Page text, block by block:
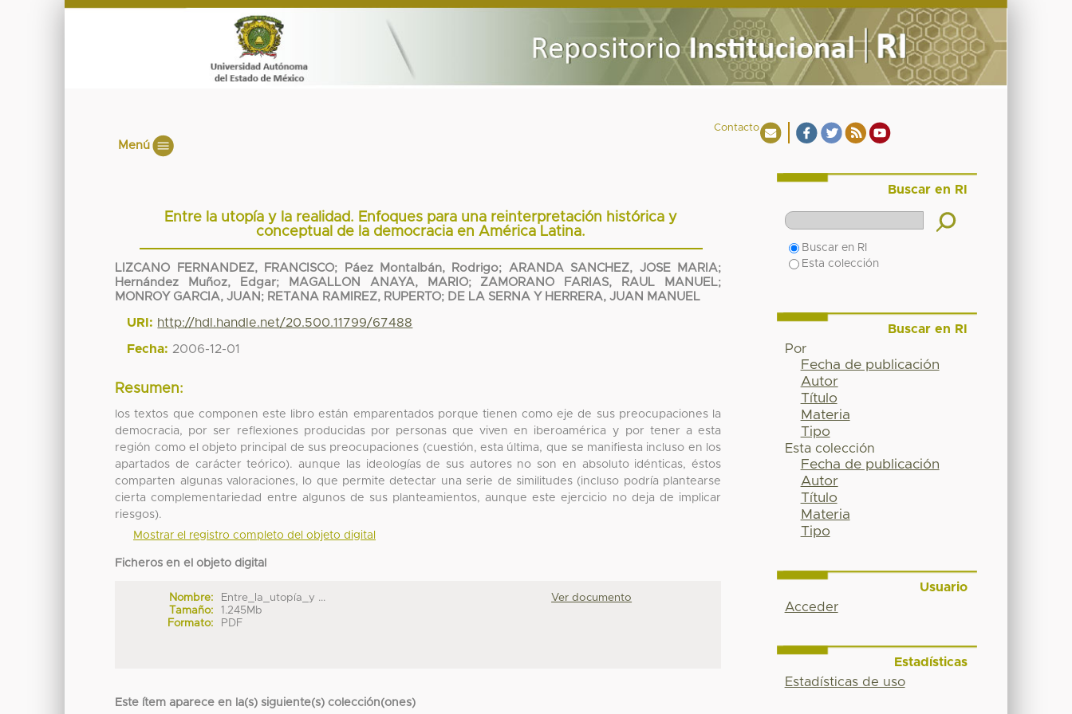
Contacto
Menú
Entre la utopía y la realidad. Enfoques para una reinterpretación histórica y
conceptual de la democracia en América Latina.
LIZCANO FERNANDEZ, FRANCISCO; Páez Montalbán, Rodrigo; ARANDA SANCHEZ, JOSE MARIA;
Hernández Muñoz, Edgar; MAGALLON ANAYA, MARIO; ZAMORANO FARIAS, RAUL MANUEL;
MONROY GARCIA, JUAN ; RETANA RAMIREZ, RUPERTO; DE LA SERNA Y HERRERA, JUAN MANUEL
URI: http://hdl.handle.net/20.500.11799/67488
Fecha: 2006-12-01
Resumen:
los textos que componen este libro están emparentados porque tienen como eje de sus preocupaciones la
democracia, por ser reflexiones producidas por personas que viven en iberoamérica y por tener a esta
región como el objeto principal de sus preocupaciones (cuestión, esta última, que se manifiesta incluso en los
apartados de carácter teórico). aunque las ideologías de sus autores no son en absoluto idénticas, éstos
comparten algunas valoraciones, lo que permite detectar una serie de similitudes (incluso podría plantearse
cierta complementariedad entre algunos de sus planteamientos, aunque este ejercicio no deja de implicar
riesgos).
Mostrar el registro completo del objeto digital
Ficheros en el objeto digital
Nombre:
Entre_la_utopía_y ...
Tamaño:
1.245Mb
Formato:
PDF
Ver documento
Este ítem aparece en la(s) siguiente(s) colección(ones)
Buscar en RI
Buscar en RI
Esta colección
Buscar en RI
Por
Fecha de publicación
Autor
Título
Materia
Tipo
Esta colección
Fecha de publicación
Autor
Título
Materia
Tipo
Usuario
Acceder
Estadísticas
Estadísticas de uso